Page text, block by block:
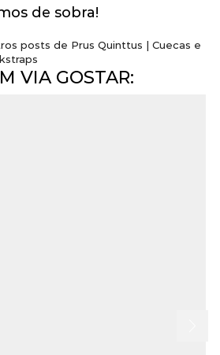
de sobra!
posts de Prus Quinttus | Cuecas e
VIA GOSTAR: